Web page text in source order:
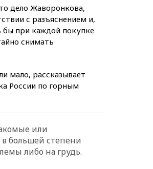
в сфере
технологий
Силы ПВО сбили шесть
ВСУ, летевших на
за тройскую унцию
МИД РФ: Казахстан
впервые за 38 лет
на продажу
Мирошник: России стоит
дело Жаворонкова,
с разъяснением и,
бы при каждой покупке
снимать
мало, рассказывает
России по горным
или
большей степени
либо на грудь.